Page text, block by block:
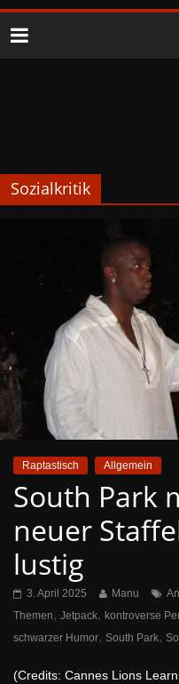
Sozialkritik
Raptastisch Allgemein
South Park
neuer
lustig
3. April 2025 Manu
Themen, Jetpack, kontroverse
schwarzer Humor, South Park,
(Credits: Cannes Lions